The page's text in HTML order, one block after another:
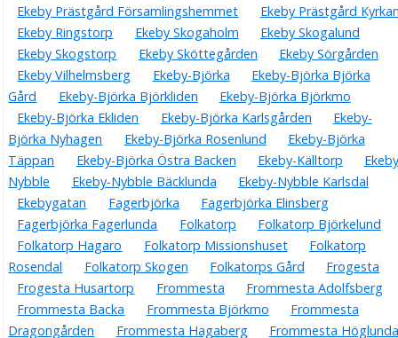
Ekeby Prästgård Församlingshemmet
Ekeby Prästgård
Ekeby Ringstorp
Ekeby Skogaholm
Ekeby Skogalund
Ekeby Skogstorp
Ekeby Sköttegården
Ekeby Sörgården
Ekeby Vilhelmsberg
Ekeby-Björka
Ekeby-Björka Björka
Gård
Ekeby-Björka Björkliden
Ekeby-Björka Björkmo
Ekeby-Björka Ekliden
Ekeby-Björka Karlsgården
Ekeby-
Björka Nyhagen
Ekeby-Björka Rosenlund
Ekeby-Björka
Täppan
Ekeby-Björka Östra Backen Ekeby-Källtorp
Nybble
Ekeby-Nybble Bäcklunda
Ekeby-Nybble Karlsdal
Ekebygatan
Fagerbjörka
Fagerbjörka Elinsberg
Fagerbjörka Fagerlunda
Folkatorp
Folkatorp Björkelund
Folkatorp Hagaro
Folkatorp Missionshuset
Folkatorp
Rosendal
Folkatorp Skogen Folkatorps Gård
Frogesta
Frogesta Husartorp
Frommesta
Frommesta Adolfsberg
Frommesta Backa
Frommesta Björkmo
Frommesta
Dragongården
Frommesta Hagaberg Frommesta Höglunda